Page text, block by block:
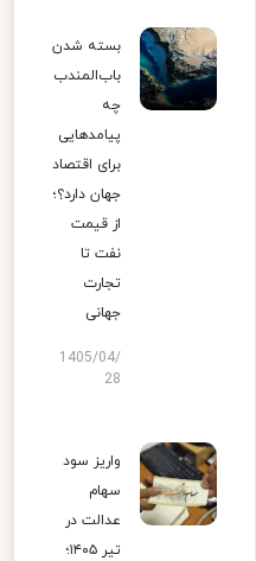
بسته شدن
باب‌المندب
چه
پیامدهایی
برای اقتصاد
جهان دارد؟؛
از قیمت
نفت تا
تجارت
جهانی
1405/04/
28
واریز سود
سهام
عدالت در
تیر ۱۴۰۵؛